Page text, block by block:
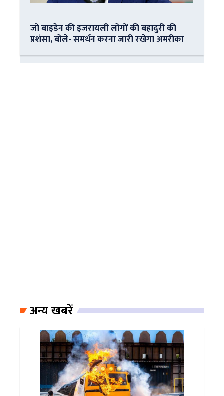
जो बाइडेन की इजरायली लोगों की बहादुरी की
प्रशंसा, बोले- समर्थन करना जारी रखेगा अमरीका
अन्य खबरें